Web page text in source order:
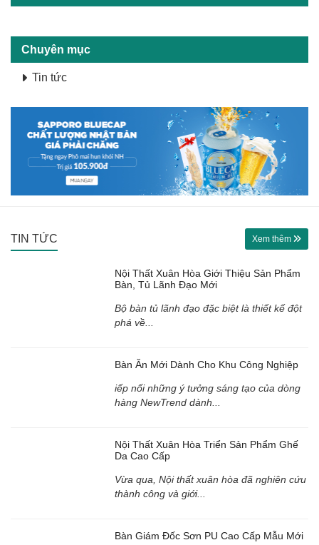
Chuyên mục
Tin tức
TIN TỨC Xem thêm
Nội Thất Xuân Hòa Giới Thiệu Sản Phẩm
Bàn, Tủ Lãnh Đạo Mới
Bộ bàn tủ lãnh đạo đặc biệt là thiết kế đột
phá về...
Bàn Ăn Mới Dành Cho Khu Công Nghiệp
iếp nối những ý tưởng sáng tạo của dòng
hàng NewTrend dành...
Nội Thất Xuân Hòa Triển Sản Phẩm Ghế
Da Cao Cấp
Vừa qua, Nội thất xuân hòa đã nghiên cứu
thành công và giới...
Bàn Giám Đốc Sơn PU Cao Cấp Mẫu Mới